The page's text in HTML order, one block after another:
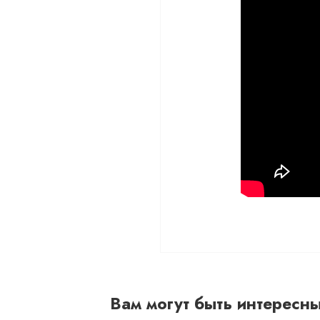
Вам могут быть